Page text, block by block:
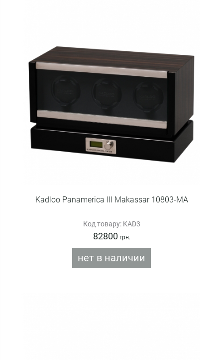
Kadloo Panamerica III Makassar 10803-MA
Код товару: KAD3
82800 грн.
нет в наличии